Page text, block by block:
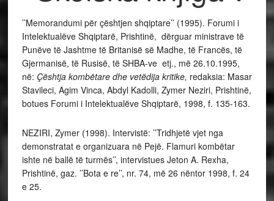
’’Memorandumi për çështjen shqiptare’’ (1995). Forumi i
Intelektualëve Shqiptarë, Prishtinë, dërguar ministrave të
Punëve të Jashtme të Britanisë së Madhe, të Francës, të
Gjermanisë, të Rusisë, të SHBA-ve etj., më 26.10.1995,
në: Çështja kombëtare dhe vetëdija kritike, redaksia: Masar
Stavileci, Agim Vinca, Abdyl Kadolli, Zymer Neziri, Prishtinë,
botues Forumi i Intelektualëve Shqiptarë, 1998, f. 135-163.
NEZIRI, Zymer (1998). Intervistë: ’’Tridhjetë vjet nga
demonstratat e organizuara në Pejë. Flamuri kombëtar
ishte në ballë të turmës’’, intervistues Jeton A. Rexha,
Prishtinë, gaz. ’’Bota e re’’, nr. 74, më 26 nëntor 1998, f. 24
e 25.